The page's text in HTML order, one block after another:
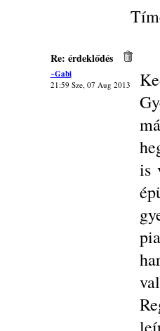
Re: érdeklődés
~Gabi
21:59 Sze, 07 Aug 2013
is